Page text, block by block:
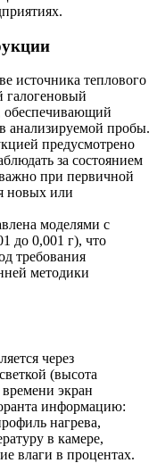
источника теплового
галогеновый
обеспечивающий
анализируемой пробы.
предусмотрено
за состоянием
при первичной
новых или
моделями с
до 0,001 г), что
требования
методики
через
(высота
экран
информацию:
нагрева,
в камере,
влаги в процентах.